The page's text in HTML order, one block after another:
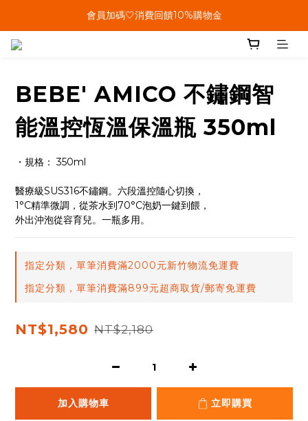
單筆結帳金額滿899🤍超取/郵寄免運費
會員加碼🤍消費回饋10%購物金
BEBE' AMICO 不鏽鋼智
能溫控恆溫保溫瓶 350ml
・規格： 350ml
醫療級SUS316不鏽鋼。六段溫控隨心切換，
1°C精準微調，從茶水到70°C泡奶一鍵到餵，
外出沖泡從容育兒。一瓶多用。
指定分類，單筆消費滿2000元新竹物流免運費
指定分類，單筆消費滿899元超商取貨/郵寄免運費
NT$1,580 NT$2,180
加入購物車 立即購買